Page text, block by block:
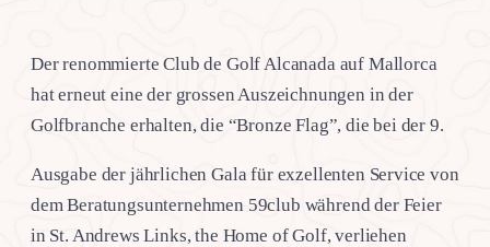
Der renommierte Club de Golf Alcanada auf Mallorca
hat erneut eine der grossen Auszeichnungen in der
Golfbranche erhalten, die “Bronze Flag”, die bei der 9.
Ausgabe der jährlichen Gala für exzellenten Service von
dem Beratungsunternehmen 59club während der Feier
in St. Andrews Links, the Home of Golf, verliehen